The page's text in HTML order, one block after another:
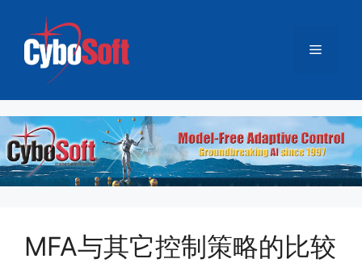
菜
单
MFA与其它控制策略的比较